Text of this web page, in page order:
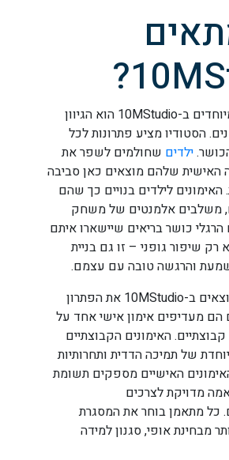
אחד הדברים המיוחדים ב-10MStudio הוא הגיוון
הסטודיו מציע פתרונות לכל
ילדים שחולמים לשפר את
האישית שלהם מוצאים כאן סביבה
לילדים בנויים כך שהם
משלבים אלמנטים של משחק
כושר בריאים שיישארו איתם
רק שיפור גופני – זו גם בניית
והרגשה טובה עם עצמם.
מוצאים ב-10MStudio את הפתרון
מעדיפים אימון אישי אחד על
האימונים הקבוצתיים
של תמיכה הדדית ותחרותיות
האישיים מספקים תשומת
מדויקת לצרכים
כל מתאמן בוחר את המסגרת
מבחינת אופי, סגנון למידה